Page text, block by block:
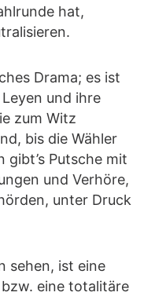
hat,
Drama; es ist
und ihre
zum Witz
bis die Wähler
gibt’s Putsche mit
und Verhöre,
unter Druck
sehen, ist eine
eine totalitäre